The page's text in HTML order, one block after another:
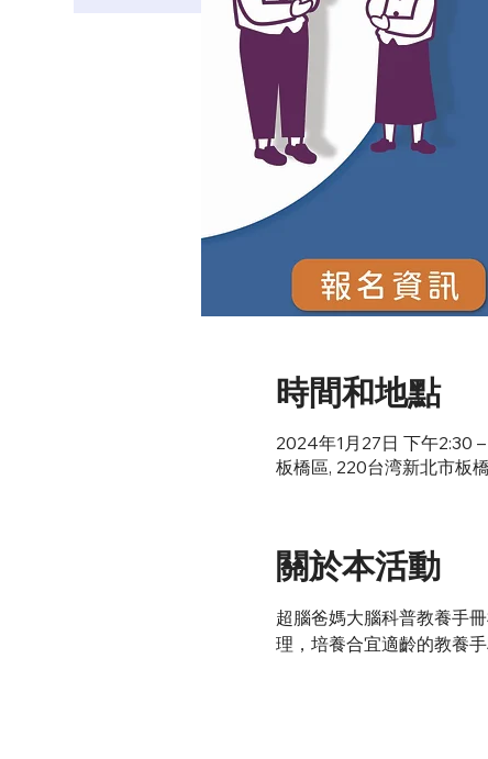
時間和地點
2024年1月27日 下午2:30
板橋區, 220台湾新北市板
關於本活動
超腦爸媽大腦科普教養手
理，培養合宜適齡的教養